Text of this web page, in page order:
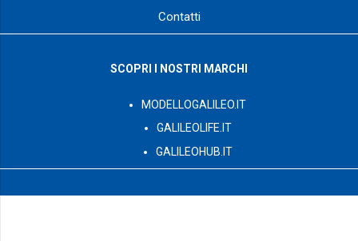
Contatti
SCOPRI I NOSTRI MARCHI
MODELLOGALILEO.IT
GALILEOLIFE.IT
GALILEOHUB.IT